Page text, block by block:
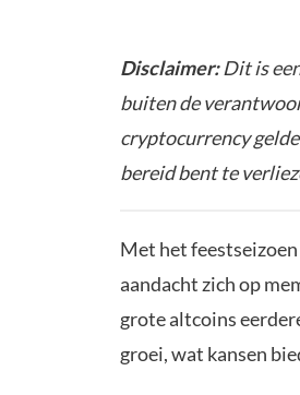
Disclaimer:Dit is
buiten de
cryptocurrency
bereid bent te
Met het
aandacht zich op
grote altcoins
groei, wat kansen